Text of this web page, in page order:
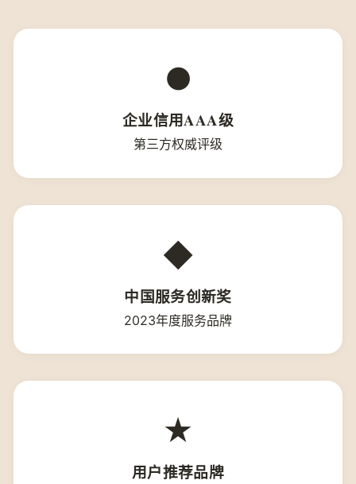
●
企业信用AAA级
第三方权威评级
◆
中国服务创新奖
2023年度服务品牌
★
用户推荐品牌